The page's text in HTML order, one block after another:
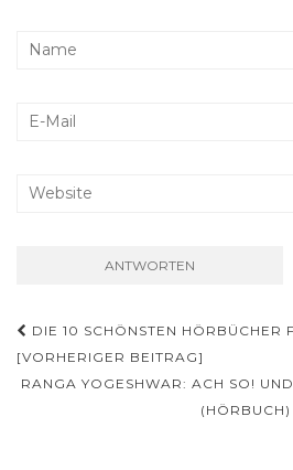
DIE 10 SCHÖNSTEN HÖRBÜCHER
[VORHERIGER BEITRAG]
RANGA YOGESHWAR: ACH SO!
(HÖRBUCH)